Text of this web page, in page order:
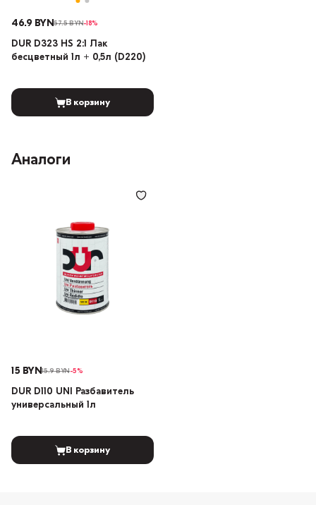
46.9 BYN57.5 BYN-18%
DUR D323 HS 2:1 Лак
бесцветный 1л + 0,5л (D220)
В корзину
Аналоги
15 BYN15.9 BYN-5%
DUR D110 UNI Разбавитель
универсальный 1л
В корзину